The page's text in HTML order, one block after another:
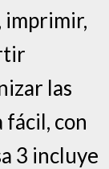
imprimir,
las
fácil, con
3 incluye